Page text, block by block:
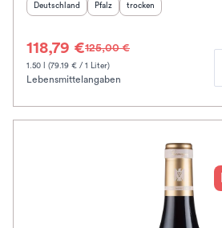
Herkunftsland
Deutschland Herkunftsregion
Pfalz Geschmack
trocken
118,79 €125,00 €
1.50 l (79.19 € / 1 Liter)
Lebensmittelangaben